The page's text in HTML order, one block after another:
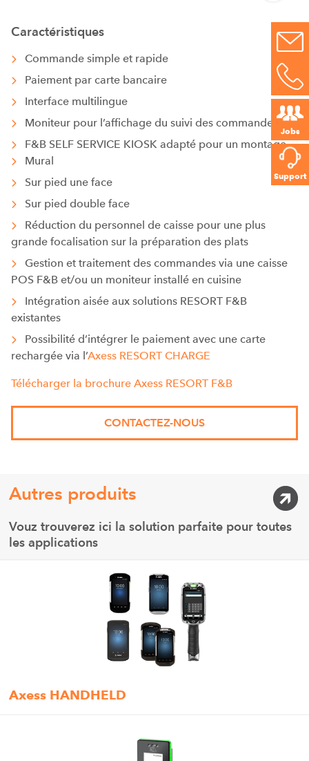
Jobs
Support
Caractéristiques
Commande simple et rapide
Paiement par carte bancaire
Interface multilingue
Moniteur pour l’affichage du suivi des commandes
F&B SELF SERVICE KIOSK adapté pour un montage
Mural
Sur pied une face
Sur pied double face
Réduction du personnel de caisse pour une plus
grande focalisation sur la préparation des plats
Gestion et traitement des commandes via une caisse
POS F&B et/ou un moniteur installé en cuisine
Intégration aisée aux solutions RESORT F&B
existantes
Possibilité d’intégrer le paiement avec une carte
rechargée via l’Axess RESORT CHARGE
Télécharger la brochure Axess RESORT F&B
CONTACTEZ-NOUS
Autres produits
Vouz trouverez ici la solution parfaite pour toutes
les applications
Axess HANDHELD